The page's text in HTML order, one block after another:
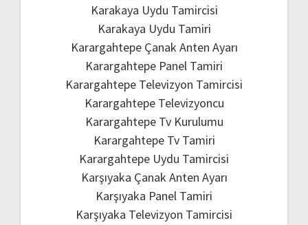
Karakaya Uydu Tamircisi
Karakaya Uydu Tamiri
Karargahtepe Çanak Anten Ayarı
Karargahtepe Panel Tamiri
Karargahtepe Televizyon Tamircisi
Karargahtepe Televizyoncu
Karargahtepe Tv Kurulumu
Karargahtepe Tv Tamiri
Karargahtepe Uydu Tamircisi
Karşıyaka Çanak Anten Ayarı
Karşıyaka Panel Tamiri
Karşıyaka Televizyon Tamircisi